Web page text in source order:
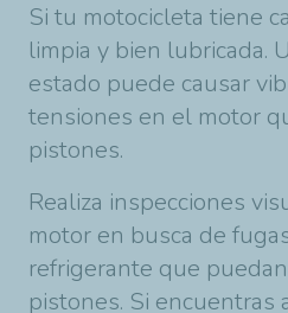
Si tu motocicleta tiene
limpia y bien lubricada.
estado puede causar
tensiones en el motor
pistones.
Realiza inspecciones
motor en busca de
refrigerante que
pistones. Si encuentras